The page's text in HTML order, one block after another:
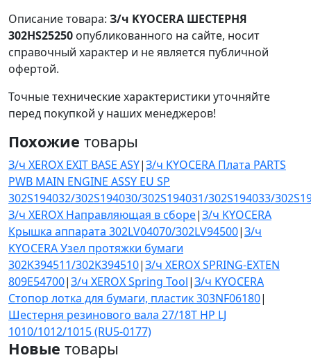
Описание товара: З/ч KYOCERA ШЕСТЕРНЯ
302HS25250 опубликованного на сайте, носит
справочный характер и не является публичной
офертой.
Точные технические характеристики уточняйте
перед покупкой у наших менеджеров!
Похожие товары
З/ч XEROX EXIT BASE ASY|З/ч KYOCERA Плата PARTS
PWB MAIN ENGINE ASSY EU SP
302S194032/302S194030/302S194031/302S194033/
З/ч XEROX Направляющая в сборе|З/ч KYOCERA
Крышка аппарата 302LV04070/302LV94500|З/ч
KYOCERA Узел протяжки бумаги
302K394511/302K394510|З/ч XEROX SPRING-EXTEN
809E54700|З/ч XEROX Spring Tool|З/ч KYOCERA
Стопор лотка для бумаги, пластик 303NF06180|
Шестерня резинового вала 27/18T HP LJ
1010/1012/1015 (RU5-0177)
Новые товары